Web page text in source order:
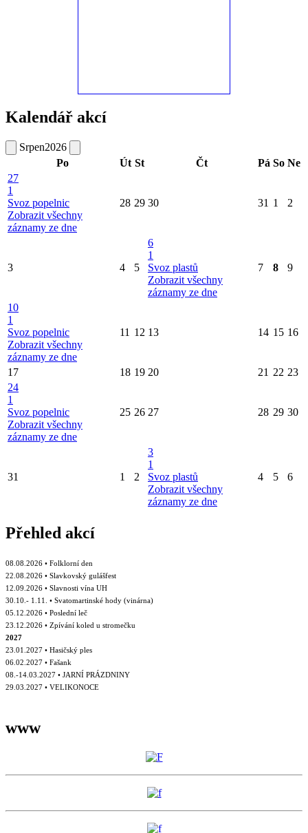
Kalendář akcí
Srpen2026
Po
Út St Čt Pá So Ne
27
1
Svoz popelnic
Zobrazit všechny
záznamy ze dne
28 29 30 31 1 2
3 4 5
6
1
Svoz plastů
Zobrazit všechny
záznamy ze dne
7 8 9
10
1
Svoz popelnic
Zobrazit všechny
záznamy ze dne
11 12 13 14 15 16
17 18 19 20 21 22 23
24
1
Svoz popelnic
Zobrazit všechny
záznamy ze dne
25 26 27 28 29 30
31 1 2
3
1
Svoz plastů
Zobrazit všechny
záznamy ze dne
4 5 6
Přehled akcí
08.08.2026 • Folklorní den
22.08.2026 • Slavkovský gulášfest
12.09.2026 • Slavnosti vína UH
30.10.- 1.11. • Svatomartinské hody (vinárna)
05.12.2026 • Poslední leč
23.12.2026 • Zpívání koled u stromečku
2027
23.01.2027 • Hasičský ples
06.02.2027 • Fašank
08.-14.03.2027 • JARNÍ PRÁZDNINY
29.03.2027 • VELIKONOCE
www